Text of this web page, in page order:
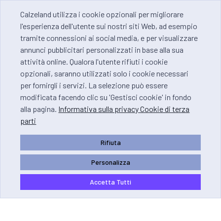
Calzeland utilizza i cookie opzionali per migliorare
l'esperienza dell'utente sui nostri siti Web, ad esempio
tramite connessioni ai social media, e per visualizzare
annunci pubblicitari personalizzati in base alla sua
attività online. Qualora l'utente rifiuti i cookie
opzionali, saranno utilizzati solo i cookie necessari
per fornirgli i servizi. La selezione può essere
modificata facendo clic su 'Gestisci cookie' in fondo
alla pagina. Informativa sulla privacy Cookie di terza
parti
Rifiuta
Personalizza
Accetta Tutti